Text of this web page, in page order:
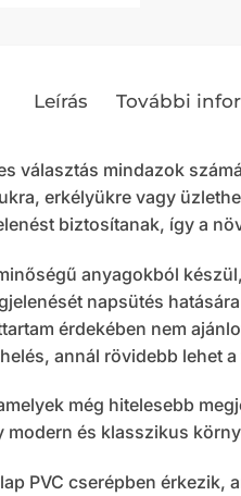
Leírás További
választás mindazok
erkélyükre vagy
biztosítanak, így a
anyagokból
napsütés
érdekében nem
annál rövidebb lehet a
még hitelesebb
és klasszikus
PVC cserépben érkezik,